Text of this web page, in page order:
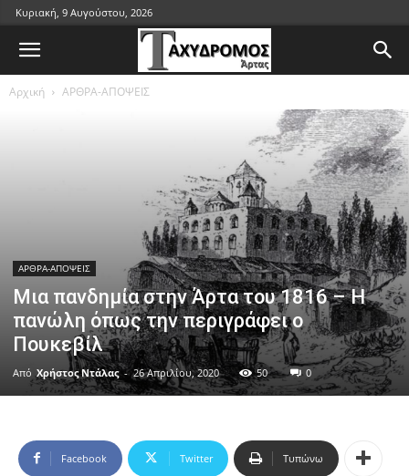
Κυριακή, 9 Αυγούστου, 2026
Αρχική ΑΡΘΡΑ-ΑΠΟΨΕΙΣ
ΑΡΘΡΑ-ΑΠΟΨΕΙΣ
Μια πανδημία στην Άρτα του 1816 – Η
πανώλη όπως την περιγράφει ο
Πουκεβίλ
Από Χρήστος Ντάλας - 26 Απριλίου, 2020 50 0
Facebook Twitter Τυπώνω